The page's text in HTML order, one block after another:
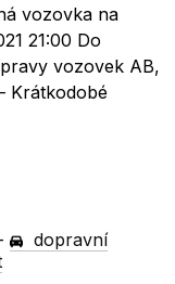
vozovka na
21:00 Do
vozovek AB,
Krátkodobé
dopravní